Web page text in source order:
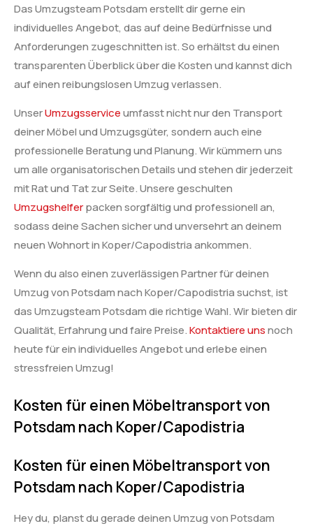
Das Umzugsteam Potsdam erstellt dir gerne ein
individuelles Angebot, das auf deine Bedürfnisse und
Anforderungen zugeschnitten ist. So erhältst du einen
transparenten Überblick über die Kosten und kannst dich
auf einen reibungslosen Umzug verlassen.
UnserUmzugsserviceumfasst nicht nur den Transport
deiner Möbel und Umzugsgüter, sondern auch eine
professionelle Beratung und Planung. Wir kümmern uns
um alle organisatorischen Details und stehen dir jederzeit
mit Rat und Tat zur Seite. Unsere geschulten
Umzugshelferpacken sorgfältig und professionell an,
sodass deine Sachen sicher und unversehrt an deinem
neuen Wohnort in Koper/Capodistria ankommen.
Wenn du also einen zuverlässigen Partner für deinen
Umzug von Potsdam nach Koper/Capodistria suchst, ist
das Umzugsteam Potsdam die richtige Wahl. Wir bieten dir
Qualität, Erfahrung und faire Preise.Kontaktiere unsnoch
heute für ein individuelles Angebot und erlebe einen
stressfreien Umzug!
Kosten für einen Möbeltransport von
Potsdam nach Koper/Capodistria
Kosten für einen Möbeltransport von
Potsdam nach Koper/Capodistria
Hey du, planst du gerade deinen Umzug von Potsdam